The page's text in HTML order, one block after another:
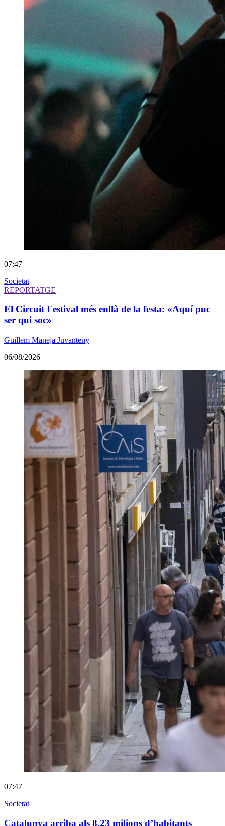
07:47
Societat
REPORTATGE
El Circuit Festival més enllà de la festa: «Aquí puc
ser qui soc»
Guillem Maneja Juvanteny
06/08/2026
07:47
Societat
Catalunya arriba als 8,23 milions d’habitants